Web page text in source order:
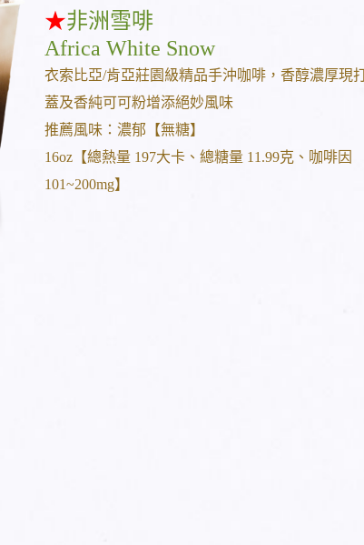
★非洲雪啡
Africa White Snow
衣索比亞/肯亞莊園級精品手沖咖啡，香醇濃厚現
蓋及香純可可粉增添絕妙風味
推薦風味：濃郁【無糖】
16oz【總熱量 197大卡、總糖量 11.99克、咖啡因
101~200mg】